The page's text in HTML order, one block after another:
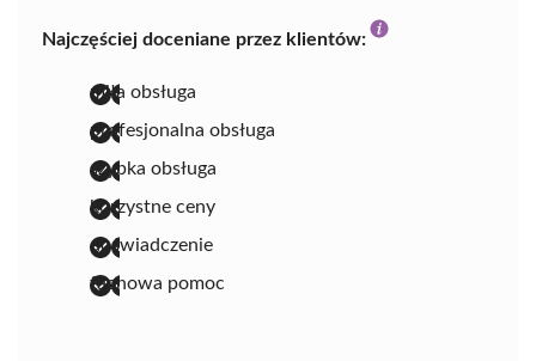
Najczęściej doceniane przez klientów:
miła obsługa
profesjonalna obsługa
szybka obsługa
korzystne ceny
doświadczenie
fachowa pomoc